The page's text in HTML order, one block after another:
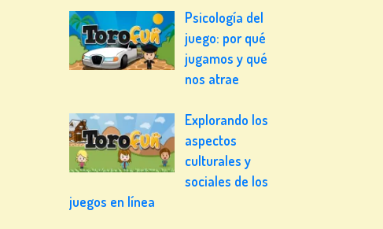
Psicología del
juego: por qué
jugamos y qué
nos atrae
Explorando los
aspectos
culturales y
sociales de los
juegos en línea